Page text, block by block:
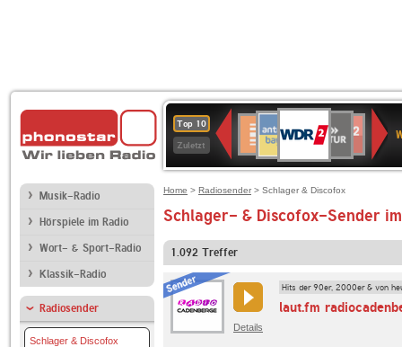
Top 10
Zuletzt
Deutschlandfunk
90er
OLDIE
ANTENNE
4
KLASSIK
Deutschlandfunk
KulturBAYERN
2
Kultur
NDR
2
Musik-Radio
Hörspiele im Radio
Wort- & Sport-Radio
Klassik-Radio
Radiosender
Schlager & Discofox
Home > Radiosender > Schlager & Discofox
Schlager- & Discofox-Sender
1.092 Treffer
Details
Hits der 90er, 2000er & von
laut.fm